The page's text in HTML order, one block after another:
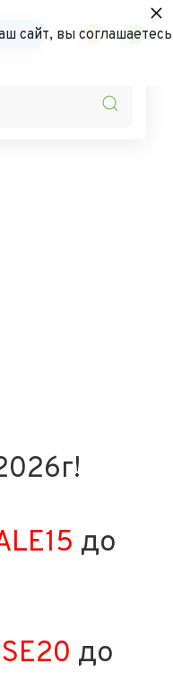
0 0
до
до
сайт, вы
×